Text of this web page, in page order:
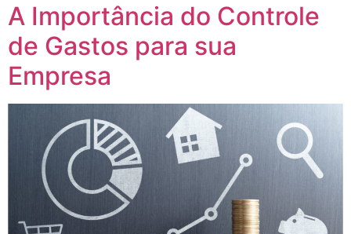
A Importância do Controle
de Gastos para sua
Empresa